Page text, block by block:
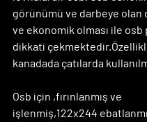
görünümü ve darbeye olan
ve ekonomik olması ile osb
dikkati
kanadada çatılarda
Osb için ,fırınlanmış ve
işlenmiş,122x244